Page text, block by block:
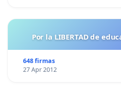
Por la LIBERTAD de
648 firmas
27 Apr 2012